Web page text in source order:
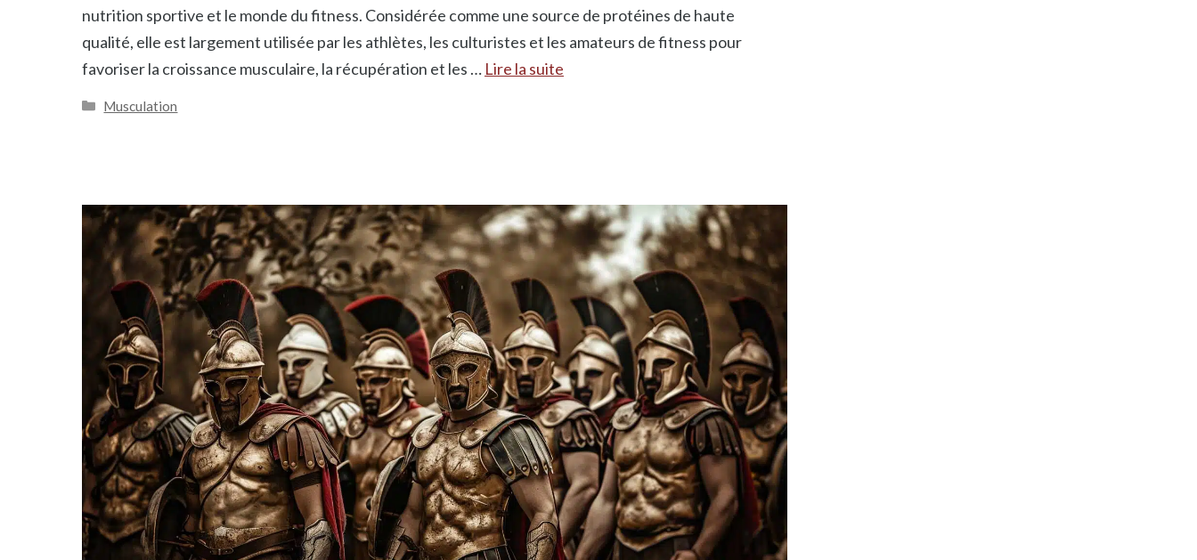
nutrition sportive et le monde du fitness. Considérée comme une source de protéines de haute
qualité, elle est largement utilisée par les athlètes, les culturistes et les amateurs de fitness pour
favoriser la croissance musculaire, la récupération et les … Lire la suite
Catégories
Musculation